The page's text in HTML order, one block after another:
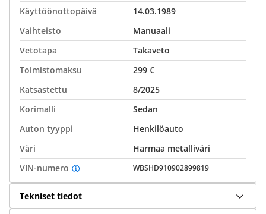
Käyttöönottopäivä
14.03.1989
Vaihteisto
Manuaali
Vetotapa
Takaveto
Toimistomaksu
299 €
Katsastettu
8/2025
Korimalli
Sedan
Auton tyyppi
Henkilöauto
Väri
Harmaa metalliväri
VIN-numero
WBSHD910902899819
Tekniset tiedot